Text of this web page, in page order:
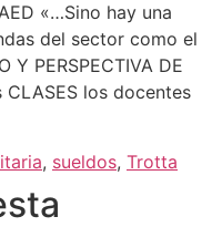
«…Sino hay una
del sector como el
Y PERSPECTIVA DE
CLASES los docentes
, sueldos, Trotta